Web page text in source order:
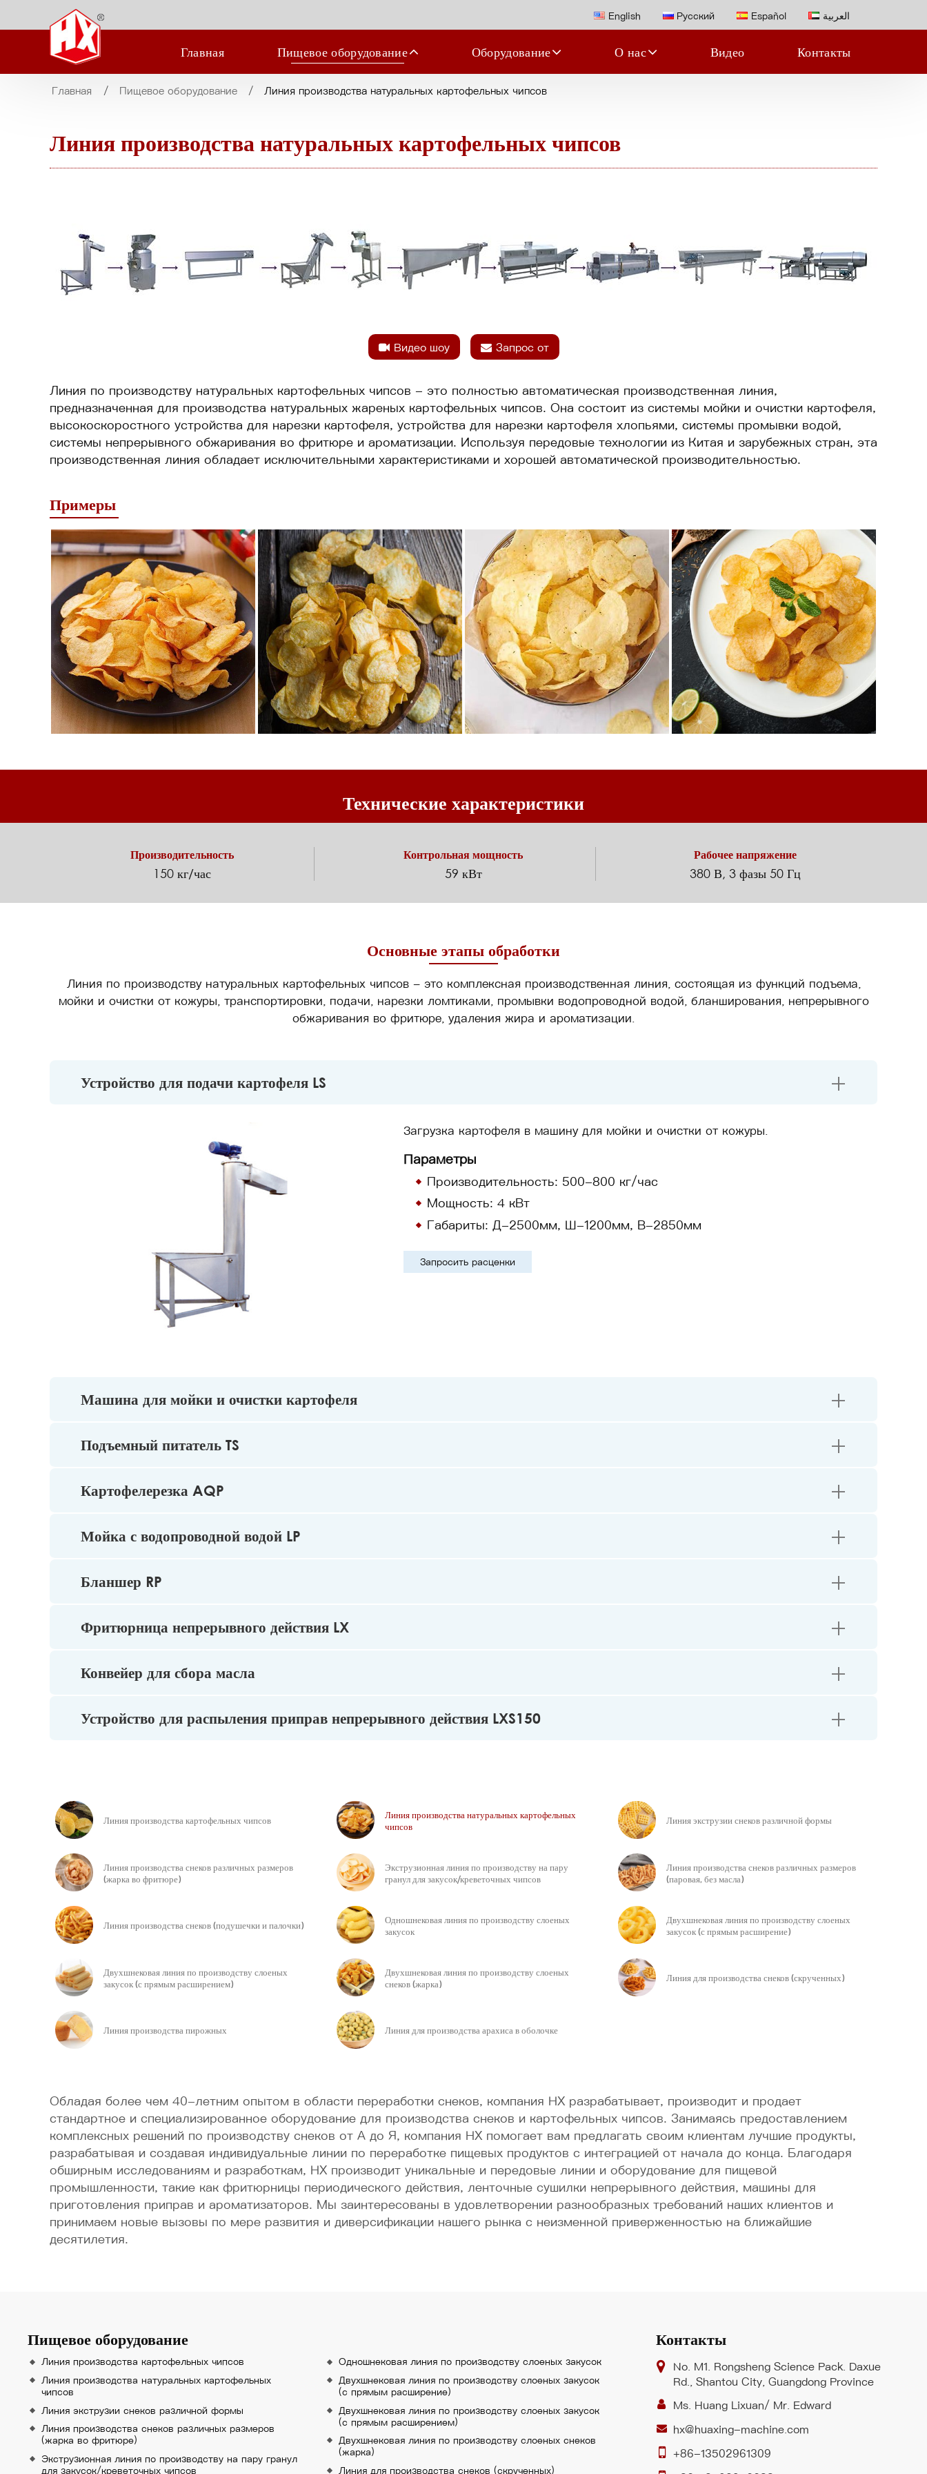
English Русский Español العربية
Главная Пищевое оборудование Оборудование О нас Видео Контакты
Главная Пищевое оборудование Линия производства натуральных картофельных чипсов
Линия производства натуральных картофельных чипсов
Видео шоу Запрос от
Линия по производству натуральных картофельных чипсов - это полностью автоматическая производственная линия,
предназначенная для производства натуральных жареных картофельных чипсов. Она состоит из системы мойки и очистки картофеля,
высокоскоростного устройства для нарезки картофеля, устройства для нарезки картофеля хлопьями, системы промывки водой,
системы непрерывного обжаривания во фритюре и ароматизации. Используя передовые технологии из Китая и зарубежных стран, эта
производственная линия обладает исключительными характеристиками и хорошей автоматической производительностью.
Примеры
Технические характеристики
Производительность
150 кг/час
Контрольная мощность
59 кВт
Рабочее напряжение
380 В, 3 фазы 50 Гц
Основные этапы обработки
Линия по производству натуральных картофельных чипсов - это комплексная производственная линия, состоящая из функций подъема,
мойки и очистки от кожуры, транспортировки, подачи, нарезки ломтиками, промывки водопроводной водой, бланширования, непрерывного
обжаривания во фритюре, удаления жира и ароматизации.
Устройство для подачи картофеля LS +
Загрузка картофеля в машину для мойки и очистки от кожуры.
Параметры
Производительность: 500-800 кг/час
Мощность: 4 кВт
Габариты: Д-2500мм, Ш-1200мм, В-2850мм
Запросить расценки
Машина для мойки и очистки картофеля +
Подъемный питатель TS +
Картофелерезка AQP +
Мойка с водопроводной водой LP +
Бланшер RP +
Фритюрница непрерывного действия LX +
Конвейер для сбора масла +
Устройство для распыления приправ непрерывного действия LXS150 +
Линия производства картофельных чипсов
Линия производства натуральных картофельных
чипсов
Линия экструзии снеков различной формы
Линия производства снеков различных размеров
(жарка во фритюре)
Экструзионная линия по производству на пару
гранул для закусок/креветочных чипсов
Линия производства снеков различных размеров
(паровая, без масла)
Линия производства снеков (подушечки и палочки)
Одношнековая линия по производству слоеных
закусок
Двухшнековая линия по производству слоеных
закусок (с прямым расширение)
Двухшнековая линия по производству слоеных
закусок (с прямым расширением)
Двухшнековая линия по производству слоеных
снеков (жарка)
Линия для производства снеков (скрученных)
Линия производства пирожных Линия для производства арахиса в оболочке
Обладая более чем 40-летним опытом в области переработки снеков, компания HX разрабатывает, производит и продает
стандартное и специализированное оборудование для производства снеков и картофельных чипсов. Занимаясь предоставлением
комплексных решений по производству снеков от А до Я, компания HX помогает вам предлагать своим клиентам лучшие продукты,
разрабатывая и создавая индивидуальные линии по переработке пищевых продуктов с интеграцией от начала до конца. Благодаря
обширным исследованиям и разработкам, HX производит уникальные и передовые линии и оборудование для пищевой
промышленности, такие как фритюрницы периодического действия, ленточные сушилки непрерывного действия, машины для
приготовления приправ и ароматизаторов. Мы заинтересованы в удовлетворении разнообразных требований наших клиентов и
принимаем новые вызовы по мере развития и диверсификации нашего рынка с неизменной приверженностью на ближайшие
десятилетия.
Пищевое оборудование
Линия производства картофельных чипсов
Линия производства натуральных картофельных
чипсов
Линия экструзии снеков различной формы
Линия производства снеков различных размеров
(жарка во фритюре)
Экструзионная линия по производству на пару гранул
для закусок/креветочных чипсов
Одношнековая линия по производству слоеных закусок
Двухшнековая линия по производству слоеных закусок
(с прямым расширение)
Двухшнековая линия по производству слоеных закусок
(с прямым расширением)
Двухшнековая линия по производству слоеных снеков
(жарка)
Линия для производства снеков (скрученных)
Контакты
No. M1. Rongsheng Science Pack. Daxue
Rd., Shantou City, Guangdong Province
Ms. Huang Lixuan/ Mr. Edward
hx@huaxing-machine.com
+86-13502961309